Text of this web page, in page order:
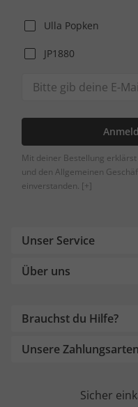
Ulla Popken
JP1880
Mit deiner Bestellung
und den Allgemeinen
einverstanden. [+]
Unser Service
Über uns
Brauchst du Hilfe?
Unsere Zahlungsarten
Sicher